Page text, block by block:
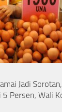
Jadi
Persen, Wali